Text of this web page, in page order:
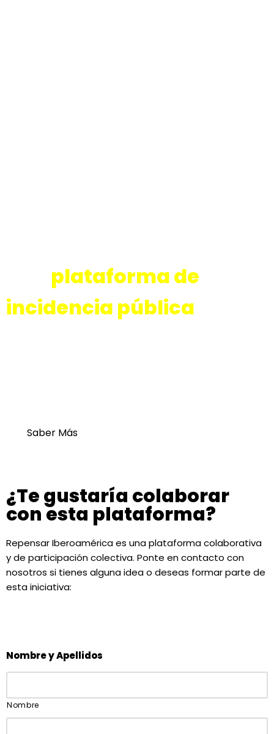
plataforma de
incidencia pública
Saber Más
¿Te gustaría colaborar
con esta plataforma?
Repensar Iberoamérica es una plataforma colaborativa
y de participación colectiva. Ponte en contacto con
nosotros si tienes alguna idea o deseas formar parte de
esta iniciativa:
Nombre y Apellidos
Nombre